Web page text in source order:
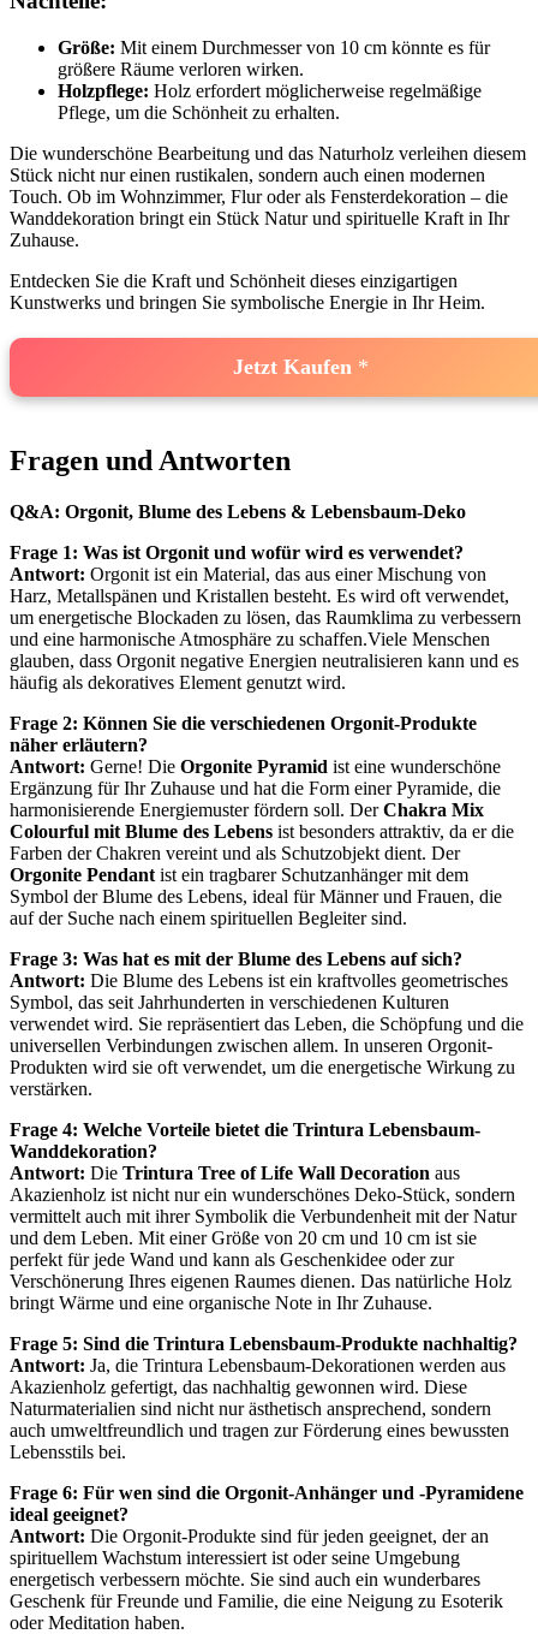
Größe: Mit einem⁢ Durchmesser von 10 cm könnte es für
größere Räume verloren wirken.
Holzpflege: Holz erfordert möglicherweise regelmäßige
Pflege, um die Schönheit zu erhalten.
Die wunderschöne Bearbeitung und ‍das Naturholz ‌verleihen diesem
Stück nicht nur einen ‍rustikalen, sondern auch einen modernen
Touch. Ob im Wohnzimmer, Flur oder als Fensterdekoration – die
Wanddekoration bringt ein Stück Natur und spirituelle‌ Kraft in Ihr
Zuhause.
Entdecken Sie die Kraft und Schönheit dieses ⁣einzigartigen
‌Kunstwerks und bringen Sie symbolische Energie in Ihr‌ Heim.
Jetzt Kaufen
Fragen und Antworten
Q&A: ⁣Orgonit, Blume des Lebens ⁣& Lebensbaum-Deko
Frage 1:⁢ Was ist Orgonit ⁤und wofür wird es verwendet?
Antwort: Orgonit ist ‌ein Material, das aus einer Mischung von
Harz, Metallspänen und Kristallen besteht. Es wird oft verwendet,
um energetische Blockaden zu ‌lösen, das Raumklima zu ​verbessern
und eine harmonische Atmosphäre zu ⁢schaffen.Viele Menschen
glauben, dass Orgonit⁤ negative Energien neutralisieren kann und es
häufig als dekoratives Element genutzt wird.
Frage 2: Können⁢ Sie die verschiedenen Orgonit-Produkte
näher erläutern?
Antwort: Gerne! Die Orgonite Pyramid ist ‌eine wunderschöne⁢
Ergänzung für Ihr Zuhause und hat die Form einer Pyramide, die⁢
harmonisierende⁢ Energiemuster fördern soll. DerChakra Mix
Colourful mit ⁢Blume des Lebens ist besonders attraktiv, ‌da ⁤er die
Farben der Chakren vereint und als Schutzobjekt dient. Der
Orgonite Pendant ist⁣ ein tragbarer Schutzanhänger mit dem
Symbol der Blume des Lebens, ideal für Männer und Frauen, die
auf der Suche nach einem spirituellen Begleiter sind.
Frage 3: Was hat ‌es mit der Blume des Lebens auf sich?
Antwort: Die Blume des Lebens ist ein kraftvolles geometrisches
Symbol, das seit Jahrhunderten in verschiedenen Kulturen
verwendet wird. Sie repräsentiert das Leben, die Schöpfung und die
universellen Verbindungen zwischen allem. In unseren Orgonit-
Produkten wird sie oft verwendet, um ⁣die energetische Wirkung zu
verstärken.
Frage 4: Welche Vorteile bietet die Trintura Lebensbaum-
Wanddekoration?
Antwort: Die Trintura ​Tree of Life Wall Decoration aus
Akazienholz ist nicht nur ein wunderschönes Deko-Stück,⁢ sondern
vermittelt auch mit ihrer⁤ Symbolik die‌ Verbundenheit mit der Natur
und dem Leben. Mit einer Größe von ‍20 cm⁤ und 10 cm ist sie
perfekt für jede Wand und kann als Geschenkidee oder zur
Verschönerung Ihres eigenen Raumes dienen. Das natürliche Holz
bringt ‌Wärme und eine organische Note in Ihr Zuhause.
Frage 5: Sind die ‍Trintura Lebensbaum-Produkte nachhaltig?
Antwort: Ja, die Trintura Lebensbaum-Dekorationen werden aus ​
Akazienholz gefertigt, das nachhaltig gewonnen wird. Diese
Naturmaterialien sind nicht nur ästhetisch ansprechend, sondern
auch umweltfreundlich​ und tragen zur Förderung eines bewussten
Lebensstils ‍bei.
Frage 6: Für wen sind‍ die Orgonit-Anhänger und -Pyramidene
ideal geeignet?
Antwort: Die ‍Orgonit-Produkte sind für jeden geeignet, der an
spirituellem Wachstum interessiert ist oder⁢ seine Umgebung
energetisch verbessern möchte. Sie sind auch ein wunderbares
Geschenk für Freunde⁤ und Familie, die eine Neigung zu Esoterik
oder Meditation haben.